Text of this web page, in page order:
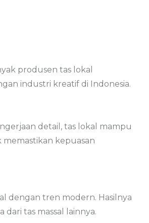
produsen tas lokal
industri kreatif di Indonesia.
detail, tas lokal mampu
kepuasan
dengan tren modern. Hasilnya
tas massal lainnya.